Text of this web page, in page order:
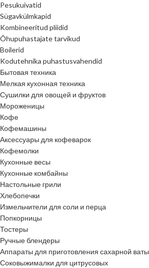
Pesukuivatid
Sügavkülmkapid
Kombineeritud pliidid
Õhupuhastajate tarvikud
Boilerid
Kodutehnika puhastusvahendid
Бытовая техника
Мелкая кухонная техника
Сушилки для овощей и фруктов
Мороженицы
Кофе
Кофемашины
Аксессуары для кофеварок
Кофемолки
Кухонные весы
Кухонные комбайны
Настольные грили
Хлебопечки
Измельчители для соли и перца
Попкорницы
Тостеры
Ручные блендеры
Аппараты для приготовления сахарной ваты
Соковыжималки для цитрусовых